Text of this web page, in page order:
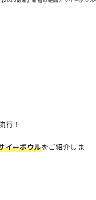
行！
イーボウルをご紹介しま